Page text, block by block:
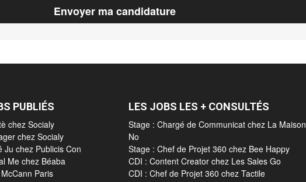
PUBLIÉS
chez Socialy
chez Socialy
Ju chez Publicis Con
Me chez Béaba
Paris
LES JOBS LES + CONSULTÉS
Stage : Chargé de Communicat chez La Maison
No
Stage : Chef de Projet 360 chez Bee Happy
CDI : Content Creator chez Les Sales Go
CDI : Chef de Projet 360 chez Tactile